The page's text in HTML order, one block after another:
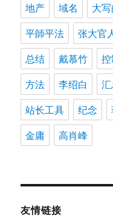
地产
域名 大
平師平法
张大官
总结
戴慕竹
方法
李绍白
站长工具
纪念
金庸
高肖峰
友情链接